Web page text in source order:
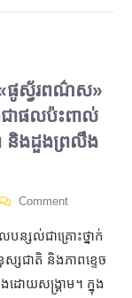
«ផូស្វ័រពណ៌ស»
ជាផលប៉ះពាល់
និងដួងព្រលឹង
Comment
បន្សល់​ជាគ្រោះថ្នាក់
ស្សជាតិ និងភាពខ្ទេច
ដោយ​សង្គ្រាម។ ក្នុង